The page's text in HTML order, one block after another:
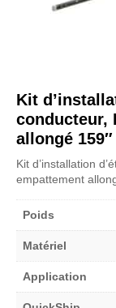
Kit
conducteur,
allongé 159″
Kit d’installation
empattement
Poids
Matériel
Application